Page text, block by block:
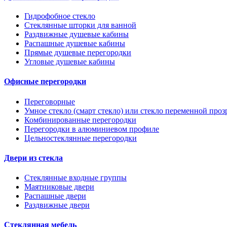
Гидрофобное стекло
Стеклянные шторки для ванной
Раздвижные душевые кабины
Распашные душевые кабины
Прямые душевые перегородки
Угловые душевые кабины
Офисные перегородки
Переговорные
Умное стекло (смарт стекло) или стекло переменной
Комбинированные перегородки
Перегородки в алюминиевом профиле
Цельностеклянные перегородки
Двери из стекла
Стеклянные входные группы
Маятниковые двери
Распашные двери
Раздвижные двери
Стеклянная мебель